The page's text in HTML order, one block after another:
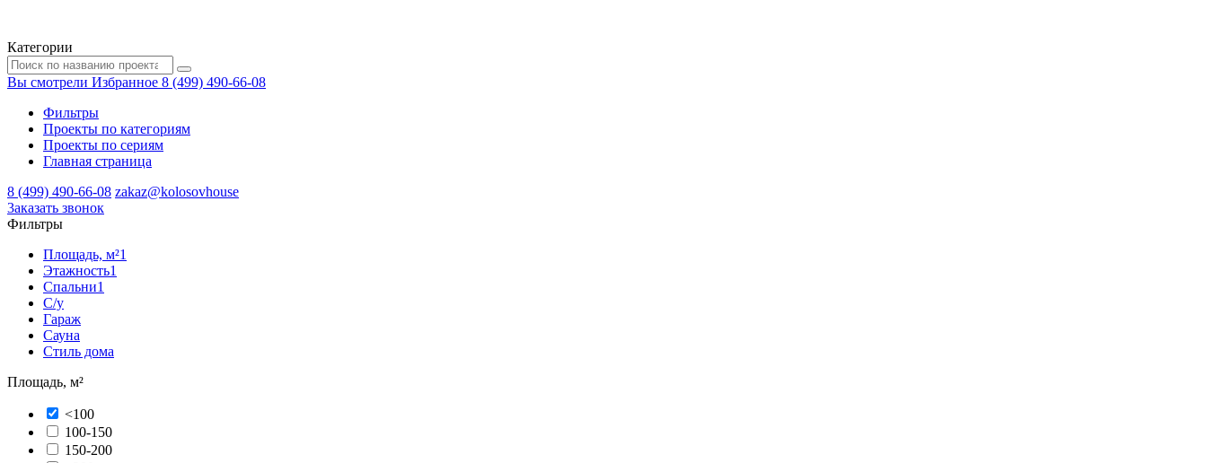
Категории
Вы смотрели Избранное 8 (499) 490-66-08
Фильтры
Проекты по категориям
Проекты по сериям
Главная страница
8 (499) 490-66-08 zakaz@kolosovhouse
3аказать звонок
Фильтры
Площадь, м²1
Этажность1
Спальни1
С/у
Гараж
Сауна
Стиль дома
Площадь, м²
<100
100-150
150-200